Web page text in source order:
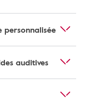
personnalisée
auditives